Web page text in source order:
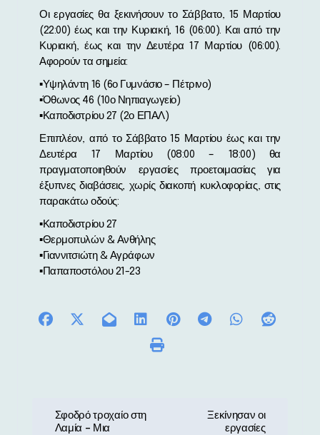
Οι εργασίες θα ξεκινήσουν το Σάββατο, 15 Μαρτίου
(22:00) έως και την Κυριακή, 16 (06:00). Και από την
Κυριακή, έως και την Δευτέρα 17 Μαρτίου (06:00).
Αφορούν τα σημεία:
▪︎Υψηλάντη 16 (6ο Γυμνάσιο – Πέτρινο)
▪︎Όθωνος 46 (10ο Νηπιαγωγείο)
▪︎Καποδιστρίου 27 (2ο ΕΠΑΛ)
Επιπλέον, από το Σάββατο 15 Μαρτίου έως και την
Δευτέρα 17 Μαρτίου (08:00 – 18:00) θα
πραγματοποιηθούν εργασίες προετοιμασίας για
έξυπνες διαβάσεις, χωρίς διακοπή κυκλοφορίας, στις
παρακάτω οδούς:
▪︎Καποδιστρίου 27
▪︎Θερμοπυλών & Ανθήλης
▪︎Γιαννιτσιώτη & Αγράφων
▪︎Παπαποστόλου 21-23
Σφοδρό τροχαίο στη
Λαμία – Μια
Ξεκίνησαν οι
εργασίες